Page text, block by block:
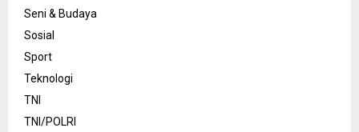
Seni & Budaya
Sosial
Sport
Teknologi
TNI
TNI/POLRI